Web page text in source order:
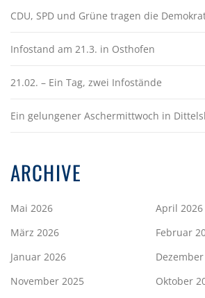
CDU, SPD und Grüne tragen die
Infostand am 21.3. in Osthofen
21.02. – Ein Tag, zwei Infostände
Ein gelungener Aschermittwoch in
ARCHIVE
Mai 2026
April 2026
März 2026
Februar
Januar 2026
November 2025
Oktober